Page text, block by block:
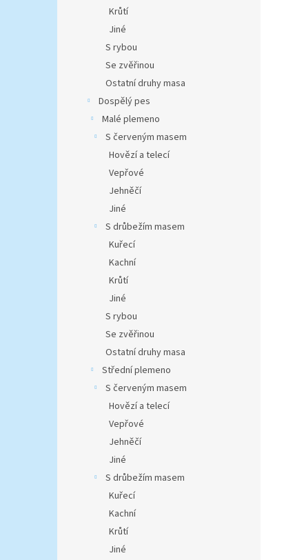
Krůtí
Jiné
S rybou
Se zvěřinou
Ostatní druhy masa
Dospělý pes
Malé plemeno
S červeným masem
Hovězí a telecí
Vepřové
Jehněčí
Jiné
S drůbežím masem
Kuřecí
Kachní
Krůtí
Jiné
S rybou
Se zvěřinou
Ostatní druhy masa
Střední plemeno
S červeným masem
Hovězí a telecí
Vepřové
Jehněčí
Jiné
S drůbežím masem
Kuřecí
Kachní
Krůtí
Jiné